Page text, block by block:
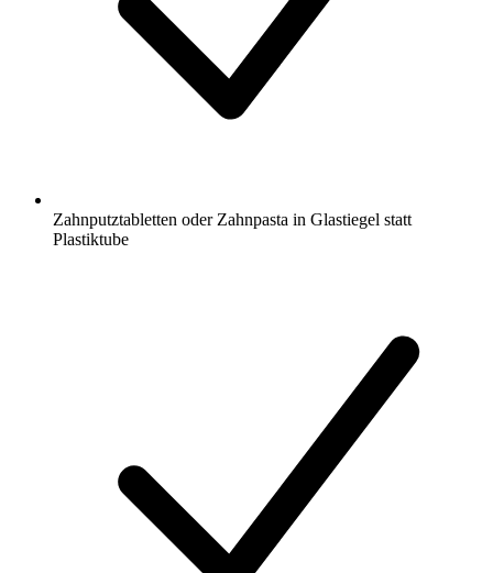
Zahnputztabletten oder Zahnpasta in Glastiegel statt
Plastiktube